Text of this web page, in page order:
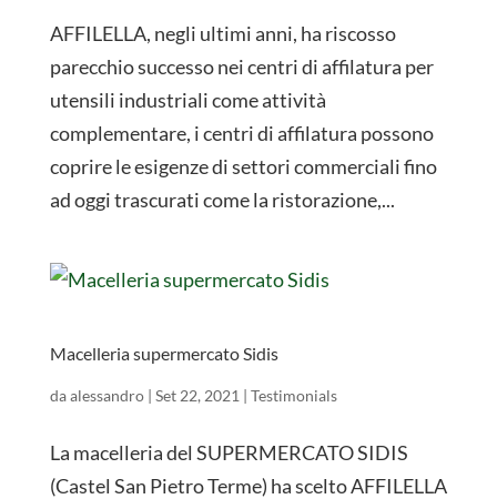
AFFILELLA, negli ultimi anni, ha riscosso
parecchio successo nei centri di affilatura per
utensili industriali come attività
complementare, i centri di affilatura possono
coprire le esigenze di settori commerciali fino
ad oggi trascurati come la ristorazione,...
Macelleria supermercato Sidis
daalessandro| Set 22, 2021 | Testimonials
La macelleria del SUPERMERCATO SIDIS
(Castel San Pietro Terme) ha scelto AFFILELLA